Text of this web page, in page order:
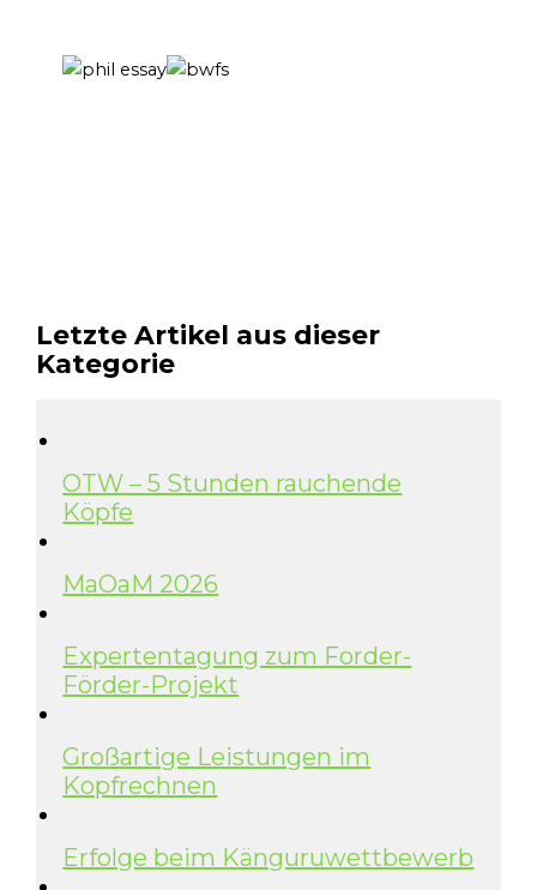
Letzte Artikel aus dieser
Kategorie
OTW – 5 Stunden rauchende
Köpfe
MaOaM 2026
Expertentagung zum Forder-
Förder-Projekt
Großartige Leistungen im
Kopfrechnen
Erfolge beim Känguruwettbewerb